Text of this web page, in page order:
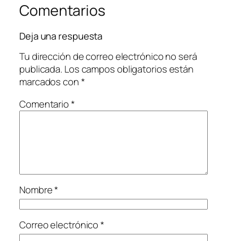
Comentarios
Deja una respuesta
Tu dirección de correo electrónico no será
publicada. Los campos obligatorios están
marcados con*
Comentario*
Nombre*
Correo electrónico*